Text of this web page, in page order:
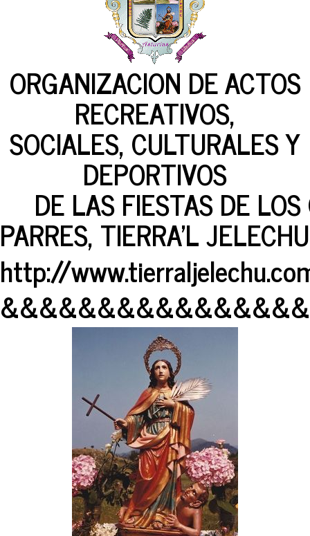
ORGANIZACION DE ACTOS
RECREATIVOS,
SOCIALES, CULTURALES Y
DEPORTIVOS
DE LAS FIESTAS DE LOS
PARRES, TIERRA'L JELECHU
http://
&&&&&&&&&&&&&&&&